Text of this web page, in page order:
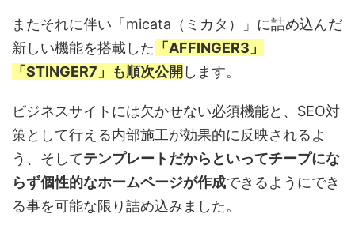
またそれに伴い「micata（ミカタ）」に詰め込んだ
新しい機能を搭載した 「AFFINGER3」
「STINGER7」も順次公開 します。
ビジネスサイトには欠かせない必須機能と、SEO対
策として行える内部施工が効果的に反映されるよ
う、そしてテンプレートだからといってチープにな
らず個性的なホームページが作成できるようにでき
る事を可能な限り詰め込みました。